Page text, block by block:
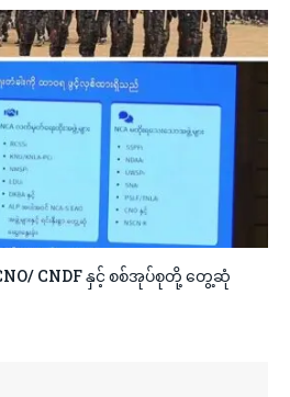
CNDF နှင့် စစ်အုပ်စုတို့ တွေ့ဆုံ